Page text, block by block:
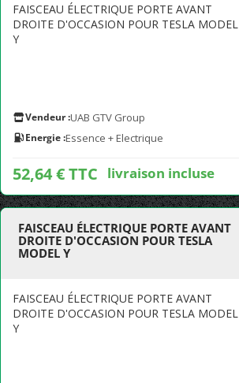
FAISCEAU ÉLECTRIQUE PORTE AVANT
DROITE D'OCCASION POUR TESLA MODEL
Y
Vendeur :UAB GTV Group
Energie :Essence + Electrique
52,64 € TTC livraison incluse
FAISCEAU ÉLECTRIQUE PORTE AVANT
DROITE D'OCCASION POUR TESLA
MODEL Y
FAISCEAU ÉLECTRIQUE PORTE AVANT
DROITE D'OCCASION POUR TESLA MODEL
Y